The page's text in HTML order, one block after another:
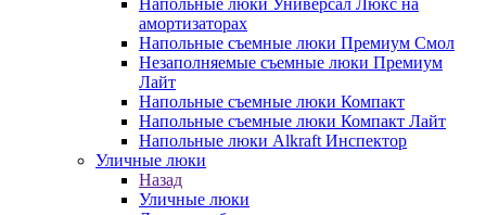
Напольные люки Универсал Люкс на
амортизаторах
Напольные съемные люки Премиум Смол
Незаполняемые съемные люки Премиум
Лайт
Напольные съемные люки Компакт
Напольные съемные люки Компакт Лайт
Напольные люки Alkraft Инспектор
Уличные люки
Назад
Уличные люки